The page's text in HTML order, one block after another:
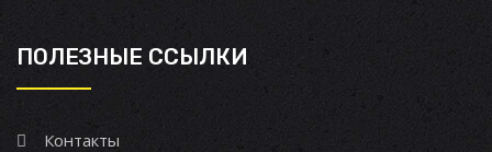
ПОЛЕЗНЫЕ ССЫЛКИ
Контакты